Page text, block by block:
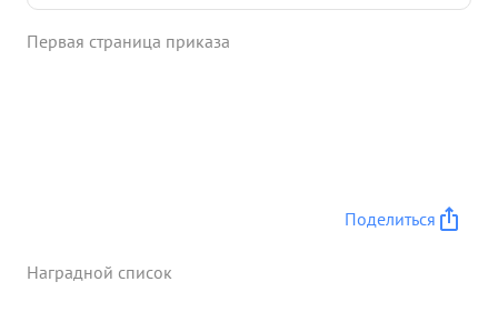
Первая страница приказа
Поделиться
Наградной список